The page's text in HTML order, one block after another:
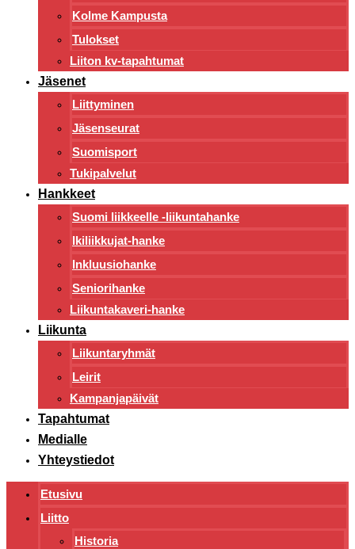
Kolme Kampusta
Tulokset
Liiton kv-tapahtumat
Jäsenet
Liittyminen
Jäsenseurat
Suomisport
Tukipalvelut
Hankkeet
Suomi liikkeelle -liikuntahanke
Ikiliikkujat-hanke
Inkluusiohanke
Seniorihanke
Liikuntakaveri-hanke
Liikunta
Liikuntaryhmät
Leirit
Kampanjapäivät
Tapahtumat
Medialle
Yhteystiedot
Etusivu
Liitto
Historia